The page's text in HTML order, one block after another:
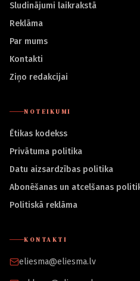
Sludinājumi laikrakstā
Reklāma
Par mums
Kontakti
Ziņo redakcijai
NOTEIKUMI
Ētikas kodekss
Privātuma politika
Datu aizsardzības politika
Abonēšanas un atcelšanas
Politiskā reklāma
KONTAKTI
eliesma@eliesma.lv